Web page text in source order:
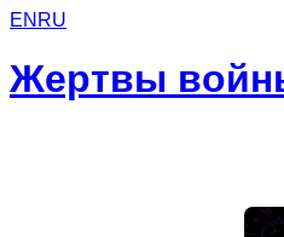
EN RU
Жертвы